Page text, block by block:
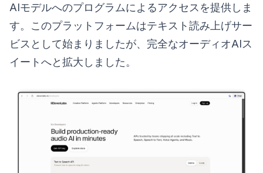
AIモデルへのプログラムによるアクセスを提供しま
す。このプラットフォームはテキスト読み上げサー
ビスとして始まりましたが、完全なオーディオAIス
イートへと拡大しました。